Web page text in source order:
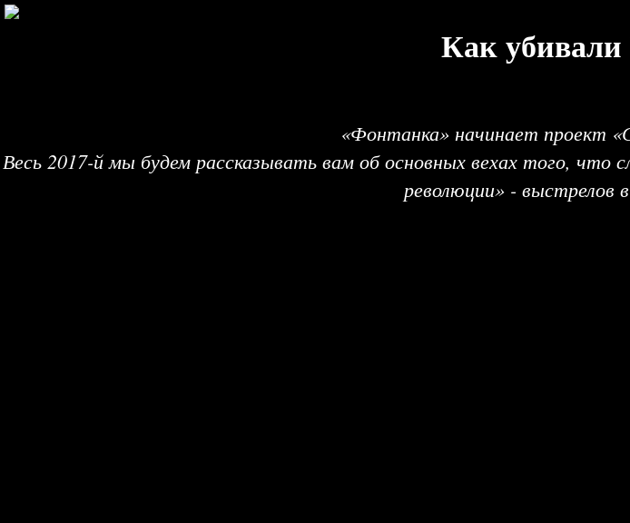
Как
«Фонтанка» начинает проект
Весь 2017-й мы будем рассказывать вам об основных вехах того, что
революции» - выстрелов